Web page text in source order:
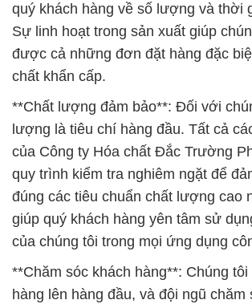
quý khách hàng về số lượng và thời
Sự linh hoạt trong sản xuất giúp
được cả những đơn đặt hàng đặc
chất khẩn cấp.
**Chất lượng đảm bảo**: Đối với
lượng là tiêu chí hàng đầu. Tất cả
của Công ty Hóa chất Đắc Trường
quy trình kiểm tra nghiêm ngặt để
đúng các tiêu chuẩn chất lượng cao
giúp quý khách hàng yên tâm sử
của chúng tôi trong mọi ứng dụng
**Chăm sóc khách hàng**: Chúng
hàng lên hàng đầu, và đội ngũ chăm